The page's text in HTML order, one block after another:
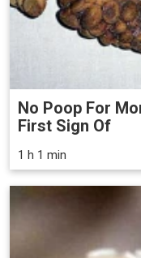
No Poop For
First Sign Of
1 h 1 min